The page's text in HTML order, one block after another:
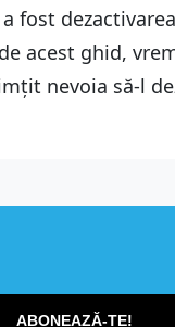
fost dezactivarea
acest ghid,
nevoia să-l
ABONEAZĂ-TE!